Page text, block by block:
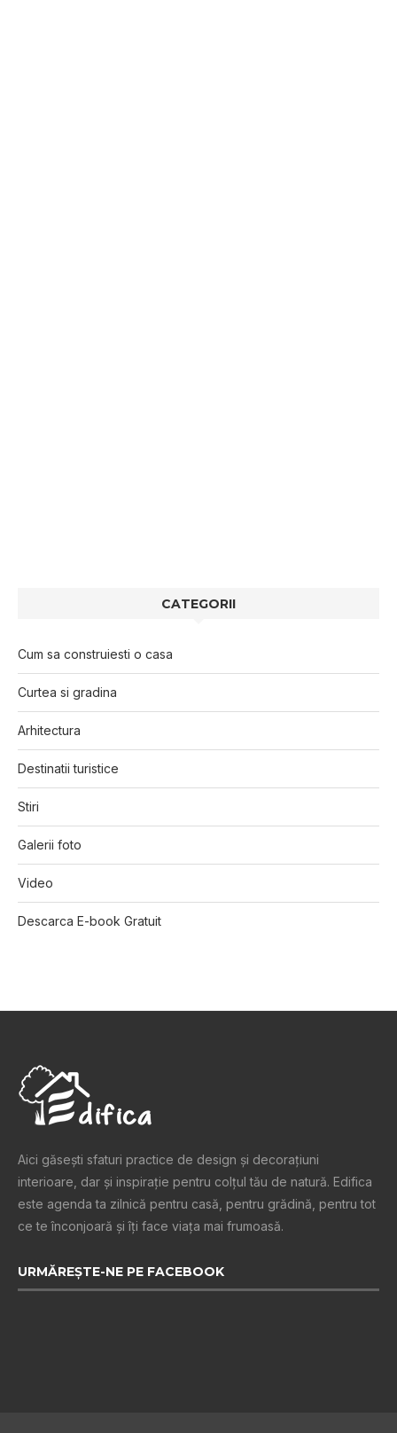
CATEGORII
Cum sa construiesti o casa
Curtea si gradina
Arhitectura
Destinatii turistice
Stiri
Galerii foto
Video
Descarca E-book Gratuit
Aici găsești sfaturi practice de design şi decoraţiuni
interioare, dar și inspiraţie pentru colţul tău de natură. Edifica
este agenda ta zilnică pentru casă, pentru grădină, pentru tot
ce te înconjoară şi îţi face viaţa mai frumoasă.
URMĂREȘTE-NE PE FACEBOOK